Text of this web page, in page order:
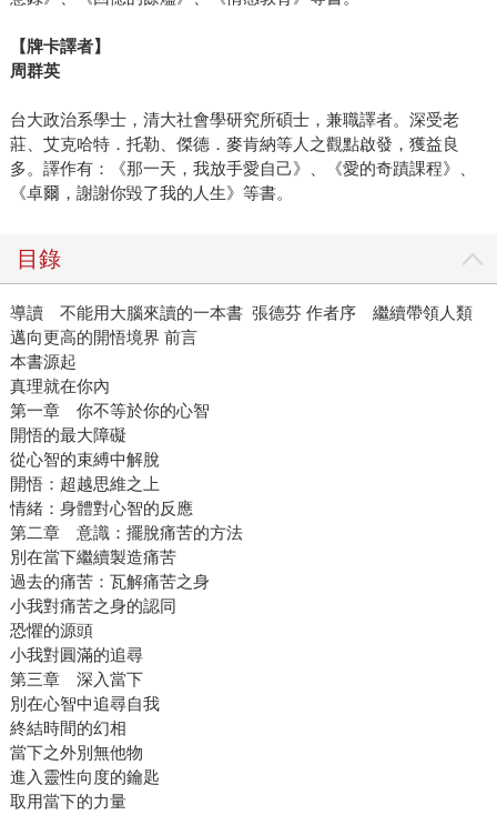
【牌卡譯者】
周群英
台大政治系學士，清大社會學研究所碩士，兼職譯者。深受老
莊、艾克哈特．托勒、傑德．麥肯納等人之觀點啟發，獲益良
多。譯作有：《那一天，我放手愛自己》、《愛的奇蹟課程》、
《卓爾，謝謝你毀了我的人生》等書。
目錄
導讀 不能用大腦來讀的一本書 張德芬 作者序 繼續帶領人類
邁向更高的開悟境界 前言
本書源起
真理就在你內
第一章 你不等於你的心智
開悟的最大障礙
從心智的束縛中解脫
開悟：超越思維之上
情緒：身體對心智的反應
第二章 意識：擺脫痛苦的方法
別在當下繼續製造痛苦
過去的痛苦：瓦解痛苦之身
小我對痛苦之身的認同
恐懼的源頭
小我對圓滿的追尋
第三章 深入當下
別在心智中追尋自我
終結時間的幻相
當下之外別無他物
進入靈性向度的鑰匙
取用當下的力量